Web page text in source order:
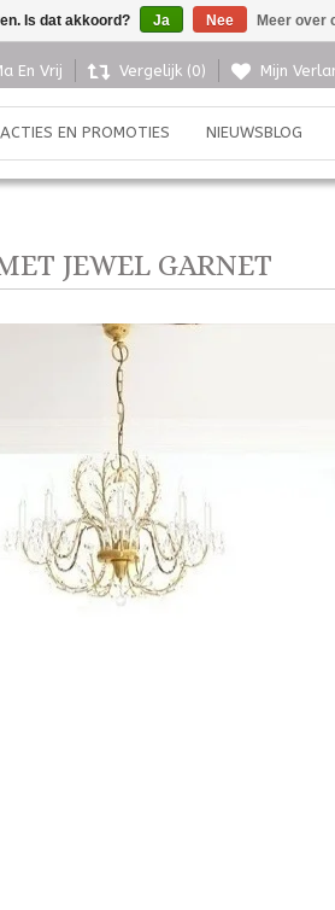
En Vrij Vergelijk (0) Mijn
ACTIES EN PROMOTIES NIEUWSBLOG
JEWEL GARNET
Is dat akkoord? Ja Nee Meer over